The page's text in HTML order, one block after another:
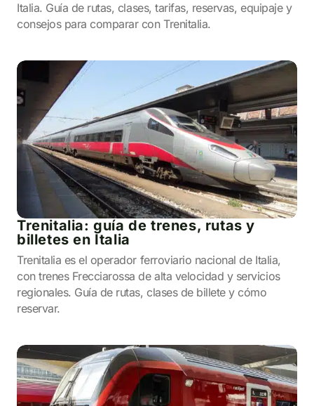
Italia. Guía de rutas, clases, tarifas, reservas, equipaje y
consejos para comparar con Trenitalia.
Trenitalia: guía de trenes, rutas y
billetes en Italia
Trenitalia es el operador ferroviario nacional de Italia,
con trenes Frecciarossa de alta velocidad y servicios
regionales. Guía de rutas, clases de billete y cómo
reservar.